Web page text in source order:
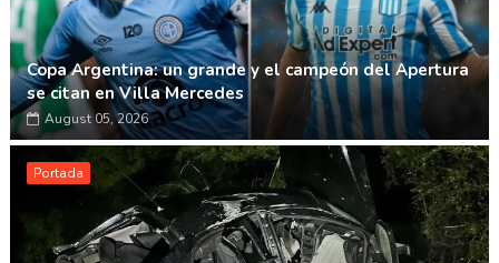
Copa Argentina: un grande y el campeón del Apertura
se citan en Villa Mercedes
August 05, 2026
Portada